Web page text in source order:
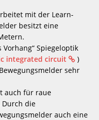
mit der Learn-
besitzt eine
integrated circuit
)
sehr
Durch die
auch eine